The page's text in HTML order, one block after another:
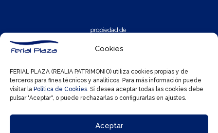
Cookies
FERIAL PLAZA (REALIA PATRIMONIO) utiliza cookies propias y de
terceros para fines técnicos y analíticos. Para más información puede
visitar la Política de Cookies. Si desea aceptar todas las cookies debe
pulsar "Aceptar", o puede rechazarlas o configurarlas en ajustes.
Aceptar